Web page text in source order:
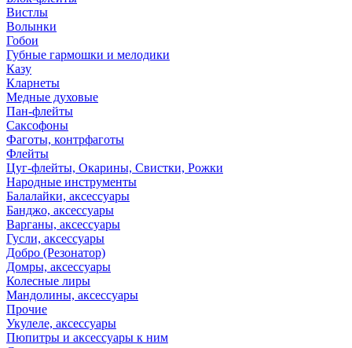
Вистлы
Волынки
Гобои
Губные гармошки и мелодики
Казу
Кларнеты
Медные духовые
Пан-флейты
Саксофоны
Фаготы, контрфаготы
Флейты
Цуг-флейты, Окарины, Свистки, Рожки
Народные инструменты
Балалайки, аксессуары
Банджо, аксессуары
Варганы, аксессуары
Гусли, аксессуары
Добро (Резонатор)
Домры, аксессуары
Колесные лиры
Мандолины, аксессуары
Прочие
Укулеле, аксессуары
Пюпитры и аксессуары к ним